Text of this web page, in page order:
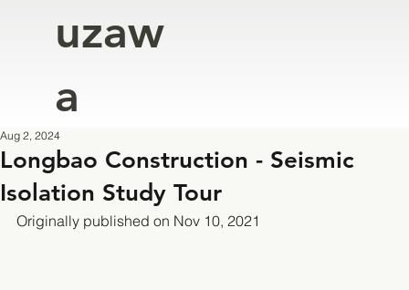
uzaw
a
Longbao Construction - Seismic
Isolation Study Tour
Aug 2, 2024
Originally published on Nov 10, 2021